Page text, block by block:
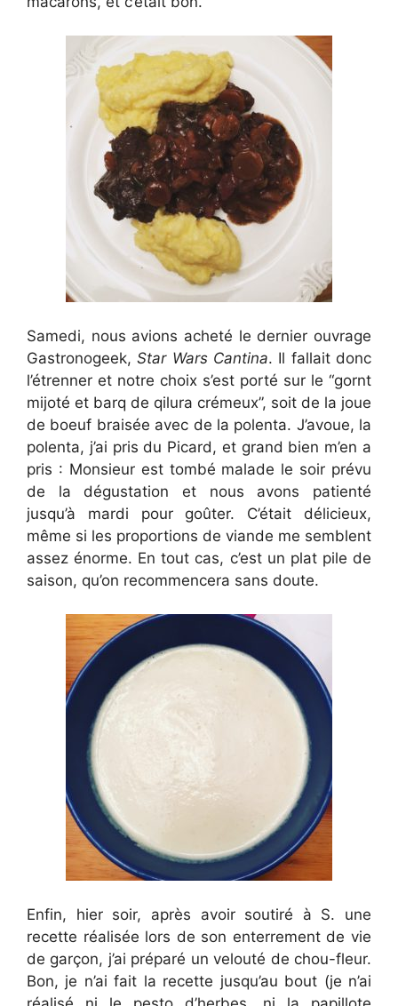
Samedi, nous avions acheté le dernier ouvrage
Gastronogeek,Star Wars Cantina. Il fallait donc
l’étrenner et notre choix s’est porté sur le “gornt
mijoté et barq de qilura crémeux”, soit de la joue
de boeuf braisée avec de la polenta. J’avoue, la
polenta, j’ai pris du Picard, et grand bien m’en a
pris : Monsieur est tombé malade le soir prévu
de la dégustation et nous avons patienté
jusqu’à mardi pour goûter. C’était délicieux,
même si les proportions de viande me semblent
assez énorme. En tout cas, c’est un plat pile de
saison, qu’on recommencera sans doute.
Enfin, hier soir, après avoir soutiré à S. une
recette réalisée lors de son enterrement de vie
de garçon, j’ai préparé un velouté de chou-fleur.
Bon, je n’ai fait la recette jusqu’au bout (je n’ai